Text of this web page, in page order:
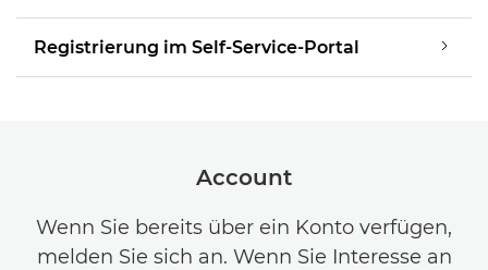
Registrierung im Self-Service-Portal
Account
Wenn Sie bereits über ein Konto verfügen,
melden Sie sich an. Wenn Sie Interesse an